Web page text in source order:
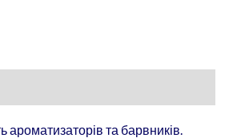
ароматизаторів та барвників.